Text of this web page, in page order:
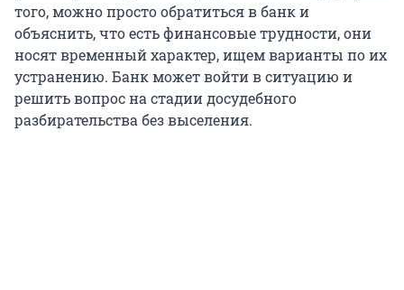
того, можно просто обратиться в банк и
объяснить, что есть финансовые трудности, они
носят временный характер, ищем варианты по их
устранению. Банк может войти в ситуацию и
решить вопрос на стадии досудебного
разбирательства без выселения.